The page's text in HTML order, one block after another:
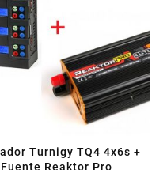
Turnigy TQ4 4x6s +
Fuente Reaktor Pro